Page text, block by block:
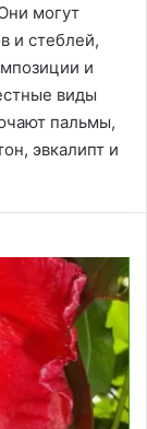
могут
и стеблей,
и
виды
пальмы,
эвкалипт и